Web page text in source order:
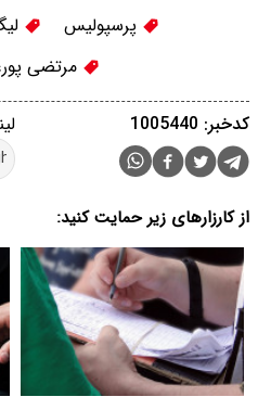
پرسپولیس
مرتضی
کدخبر: 1005440
از کارزارهای زیر حمایت کنید: